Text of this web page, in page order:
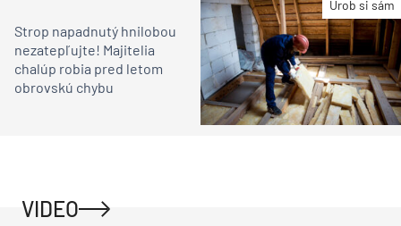
Urob si sám
Strop napadnutý hnilobou
nezatepľujte! Majitelia
chalúp robia pred letom
obrovskú chybu
VIDEO